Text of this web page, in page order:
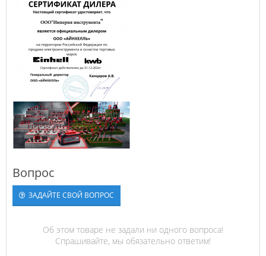
Вопрос
ЗАДАЙТЕ СВОЙ ВОПРОС
Об этом товаре не задали ни одного вопроса!
Спрашивайте, мы обязательно ответим!